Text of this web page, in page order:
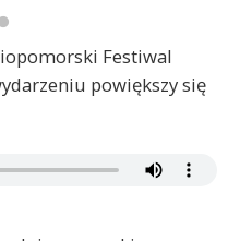
Festiwal
powiększy się